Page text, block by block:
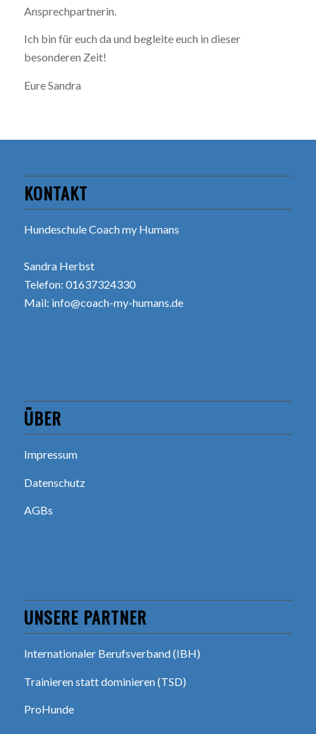
Ansprechpartnerin.
Ich bin für euch da und begleite euch in dieser
besonderen Zeit!
Eure Sandra
KONTAKT
Hundeschule Coach my Humans
Sandra Herbst
Telefon: 01637324330
Mail: info@coach-my-humans.de
ÜBER
Impressum
Datenschutz
AGBs
UNSERE PARTNER
Internationaler Berufsverband (IBH)
Trainieren statt dominieren (TSD)
ProHunde